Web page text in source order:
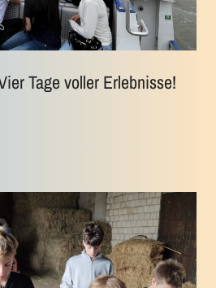
Tage voller Erlebnisse!